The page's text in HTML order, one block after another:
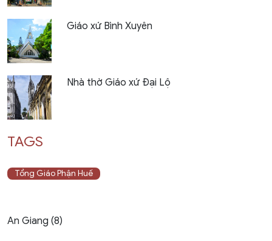
Giáo xứ Bình Xuyên
Nhà thờ Giáo xứ Đại Lộ
TAGS
Tổng Giáo Phận Huế
An Giang (8)